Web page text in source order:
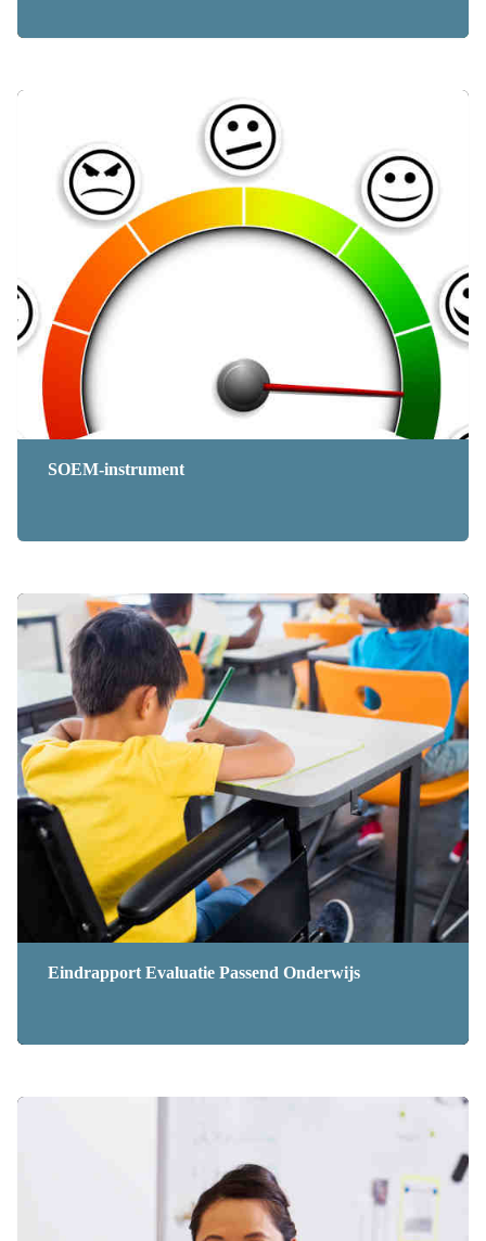
SOEM-instrument
Eindrapport Evaluatie Passend Onderwijs